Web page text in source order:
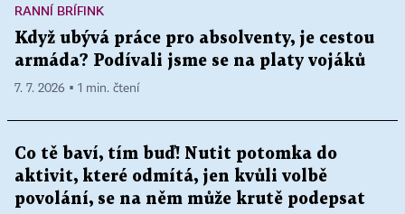
RANNÍ BRÍFINK
Když ubývá práce pro absolventy, je cestou
armáda? Podívali jsme se na platy vojáků
7. 7. 2026 ▪ 1 min. čtení
Co tě baví, tím buď! Nutit potomka do
aktivit, které odmítá, jen kvůli volbě
povolání, se na něm může krutě podepsat